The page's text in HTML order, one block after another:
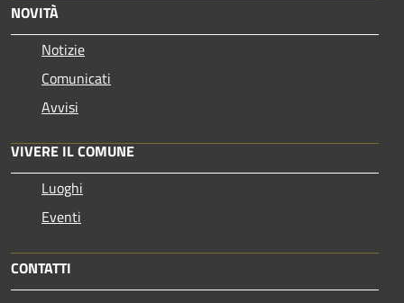
NOVITÀ
Notizie
Comunicati
Avvisi
VIVERE IL COMUNE
Luoghi
Eventi
CONTATTI